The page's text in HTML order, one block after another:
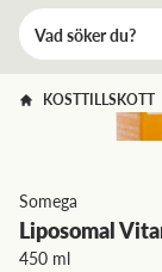
KOSTTILLSKOTT
Somega
Liposomal
450 ml